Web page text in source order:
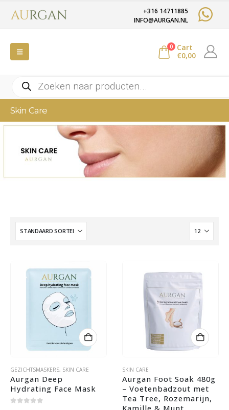
+316 14711885
INFO@AURGAN.NL
0
Cart
€0,00
Producten
zoeken
Skin Care
GEZICHTSMASKERS, SKIN CARE
Aurgan Deep
Hydrating Face Mask
SKIN CARE
Aurgan Foot Soak 480g
– Voetenbadzout met
Tea Tree, Rozemarijn,
Kamille & Munt